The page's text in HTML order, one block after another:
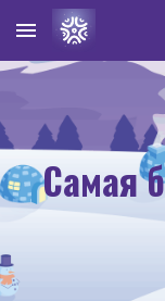
Skip to main content
Самая